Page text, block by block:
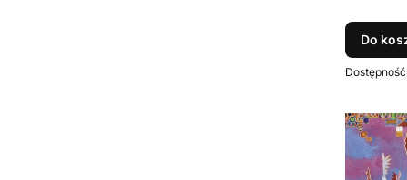
Do